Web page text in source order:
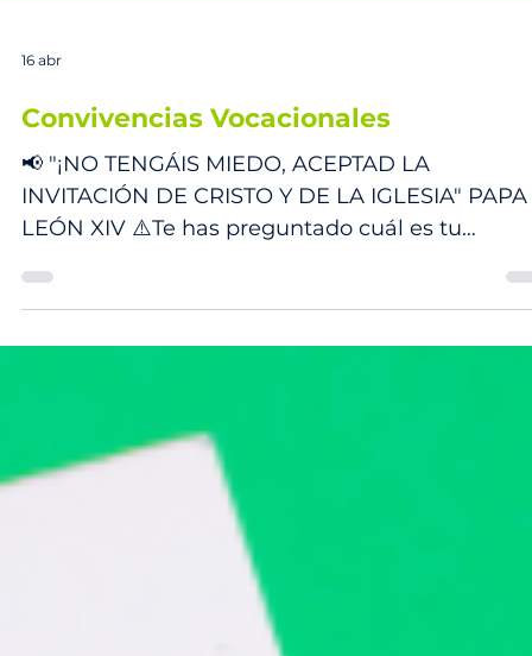
Convivencias Vocacionales
📢 "¡NO TENGÁIS MIEDO, ACEPTAD LA
propósito en esta vida? Cuál es la misión a la
Dios te llama? 👣Te invitamos a participar de los
círculos vocacionales para descubrir tu
en estos círculos vocacionales encontrarás: •⁠
⁠Herramientas de discernimiento vocacional. ☝️
Todos somos llamados a vivir una vocación